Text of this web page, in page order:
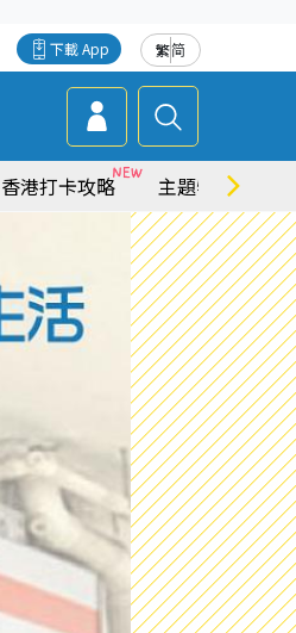
繁简
下載 App
香港打卡攻略 主題特集